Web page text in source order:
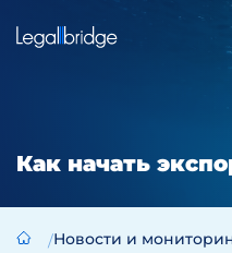
Как начать
Новости и